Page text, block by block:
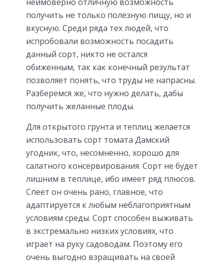
получить не только полезную пищу, но и
вкусную. Среди ряда тех людей, что
испробовали возможность посадить
данный сорт, никто не остался
обиженным, так как конечный результат
позволяет понять, что труды не напрасны.
Разберемся же, что нужно делать, дабы
получить желанные плоды.
Для открытого грунта и теплиц желается
использовать сорт томата Дамский
угодник, что, несомненно, хорошо для
салатного консервирования. Сорт не будет
лишним в теплице, ибо имеет ряд плюсов.
Спеет он очень рано, главное, что
адаптируется к любым неблагоприятным
условиям среды. Сорт способен выживать
в экстремально низких условиях, что
играет на руку садоводам. Поэтому его
очень выгодно взращивать на своей